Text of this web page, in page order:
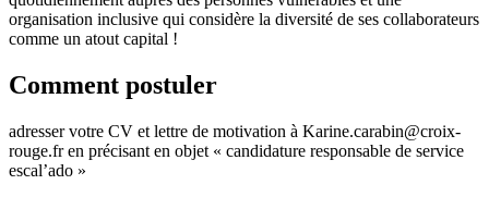
organisation inclusive qui considère la diversité de ses collaborateurs
comme un atout capital !
Comment postuler
adresser votre CV et lettre de motivation à Karine.carabin@croix-
rouge.fr en précisant en objet « candidature responsable de service
escal’ado »